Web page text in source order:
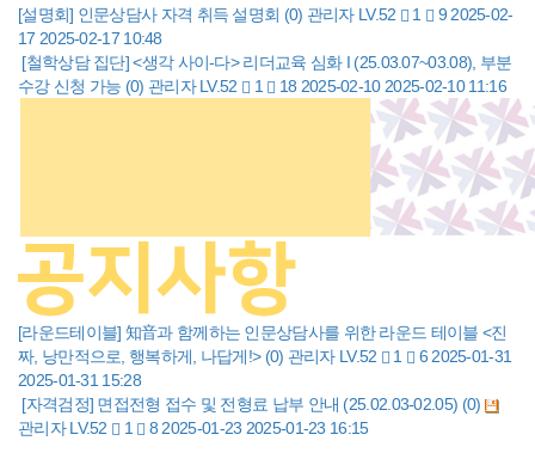
[설명회] 인문상담사 자격 취득 설명회 (0) 관리자 LV.52 1 92025-02-
17 2025-02-17 10:48
[철학상담 집단] <생각 사이-다> 리더교육 심화 I (25.03.07~03.08), 부분
수강 신청 가능 (0) 관리자 LV.52 1 18 2025-02-10 2025-02-10 11:16
[라운드테이블] 知音과 함께하는 인문상담사를 위한 라운드 테이블 <진
짜, 낭만적으로, 행복하게, 나답게!> (0) 관리자 LV.52 1 62025-01-31
2025-01-31 15:28
[자격검정] 면접전형 접수 및 전형료 납부 안내 (25.02.03-02.05) (0)
관리자 LV.52 1 82025-01-23 2025-01-23 16:15